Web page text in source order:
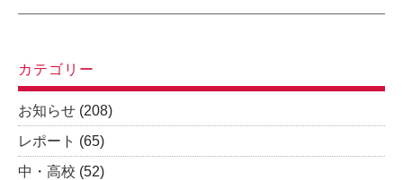
カテゴリー
お知らせ (208)
レポート (65)
中・高校 (52)